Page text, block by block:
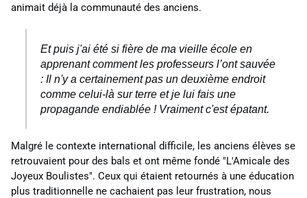
animait déjà la communauté des anciens.
Et puis j'ai été si fière de ma vieille école en
apprenant comment les professeurs l’ontsauvée
: Il n'ya certainement pas un deuxième endroit
comme celui-là sur terre et je lui fais une
propagande endiablée !Vraiment c'est épatant.
Malgré le contexte international difficile, les anciens élèves se
retrouvaient pour des bals et ont même fondé "L'Amicale des
Joyeux Boulistes". Ceux qui étaient retournés à une éducation
plus traditionnelle ne cachaient pas leur frustration, nous